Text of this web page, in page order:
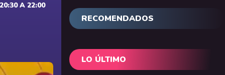
A 22:00
RECOMENDADOS
LO ÚLTIMO